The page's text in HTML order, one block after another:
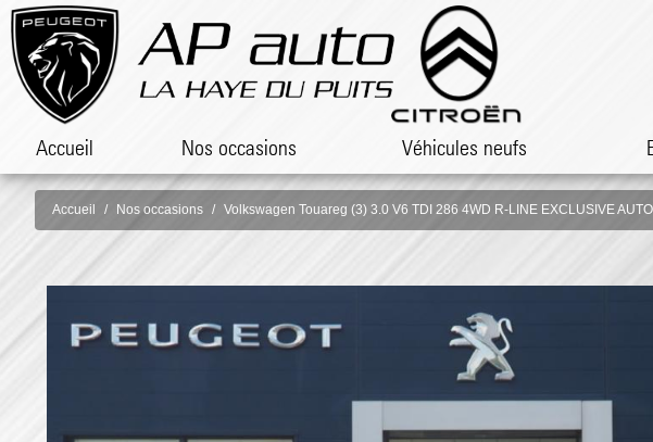
Accueil Nos occasions Véhicules neufs
Accueil Nos occasions Volkswagen Touareg (3) 3.0 V6 TDI 286 4WD R-LINE EXCLUSIVE AUTO